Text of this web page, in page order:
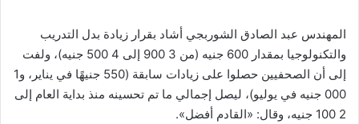
المهندس عبد الصادق الشوربجي أشاد بقرار زيادة بدل التدريب
والتكنولوجيا بمقدار 600 جنيه (من 3 900 إلى 4 500 جنيه)، ولفت
إلى أن الصحفيين حصلوا على زيادات سابقة (550 جنيهًا في يناير، و1
000 جنيه في يوليو)، ليصل إجمالي ما تم تحسينه منذ بداية العام إلى
2 100 جنيه، وقال: «القادم أفضل».